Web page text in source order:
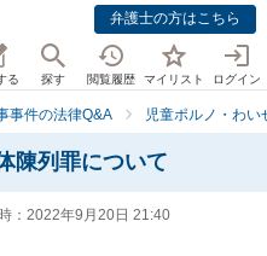
弁護士の方はこちら
る 探す 閲覧履歴 マイリスト ログイン
事件の法律Q&A 児童ポルノ・わ
陳列罪について
： 2022年9月20日 21:40